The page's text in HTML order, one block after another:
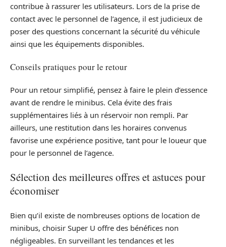
contribue à rassurer les utilisateurs. Lors de la prise de
contact avec le personnel de l’agence, il est judicieux de
poser des questions concernant la sécurité du véhicule
ainsi que les équipements disponibles.
Conseils pratiques pour le retour
Pour un retour simplifié, pensez à faire le plein d’essence
avant de rendre le minibus. Cela évite des frais
supplémentaires liés à un réservoir non rempli. Par
ailleurs, une restitution dans les horaires convenus
favorise une expérience positive, tant pour le loueur que
pour le personnel de l’agence.
Sélection des meilleures offres et astuces pour
économiser
Bien qu’il existe de nombreuses options de location de
minibus, choisir Super U offre des bénéfices non
négligeables. En surveillant les tendances et les